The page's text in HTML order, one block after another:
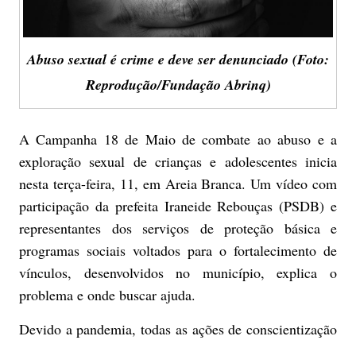
Abuso sexual é crime e deve ser denunciado (Foto:
Reprodução/Fundação Abrinq)
A Campanha 18 de Maio de combate ao abuso e a
exploração sexual de crianças e adolescentes inicia
nesta terça-feira, 11, em Areia Branca. Um vídeo com
participação da prefeita Iraneide Rebouças (PSDB) e
representantes dos serviços de proteção básica e
programas sociais voltados para o fortalecimento de
vínculos, desenvolvidos no município, explica o
problema e onde buscar ajuda.
Devido a pandemia, todas as ações de conscientização